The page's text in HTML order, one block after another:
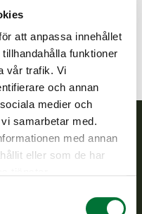
att anpassa innehållet
funktioner
vår trafik. Vi
och annan
medier och
samarbetar med.
med annan
eller som de har
ser till att viltpolitiken